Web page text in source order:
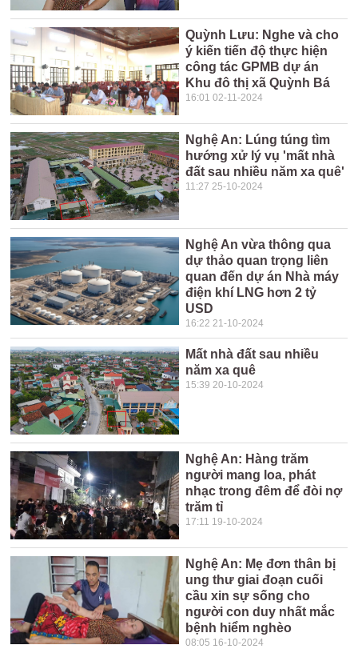
Quỳnh Lưu: Nghe và cho
ý kiến tiến độ thực hiện
công tác GPMB dự án
Khu đô thị xã Quỳnh Bá
16:01 02-11-2024
Nghệ An: Lúng túng tìm
hướng xử lý vụ 'mất nhà
đất sau nhiều năm xa quê'
11:27 25-10-2024
Nghệ An vừa thông qua
dự thảo quan trọng liên
quan đến dự án Nhà máy
điện khí LNG hơn 2 tỷ
USD
16:22 21-10-2024
Mất nhà đất sau nhiều
năm xa quê
15:39 20-10-2024
Nghệ An: Hàng trăm
người mang loa, phát
nhạc trong đêm để đòi nợ
trăm tỉ
17:11 19-10-2024
Nghệ An: Mẹ đơn thân bị
ung thư giai đoạn cuối
cầu xin sự sống cho
người con duy nhất mắc
bệnh hiểm nghèo
08:05 16-10-2024